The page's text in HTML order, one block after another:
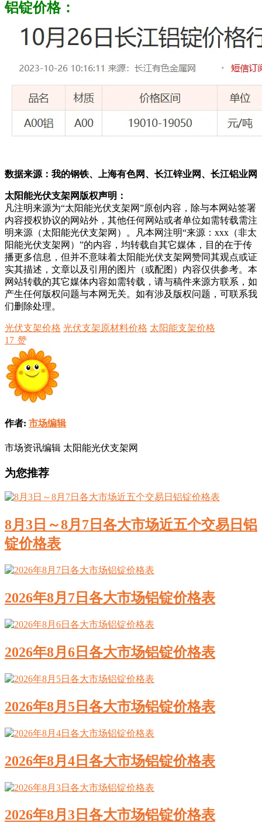
铝锭价格：
数据来源：我的钢铁、上海有色网、长江锌业网、长江铝业网
太阳能光伏支架网版权声明：
凡注明来源为“太阳能光伏支架网”原创内容，除与本网站签署
内容授权协议的网站外，其他任何网站或者单位如需转载需注
明来源（太阳能光伏支架网）。凡本网注明“来源：xxx（非太
阳能光伏支架网）”的内容，均转载自其它媒体，目的在于传
播更多信息，但并不意味着太阳能光伏支架网赞同其观点或证
实其描述，文章以及引用的图片（或配图）内容仅供参考。本
网站转载的其它媒体内容如需转载，请与稿件来源方联系，如
产生任何版权问题与本网无关。如有涉及版权问题，可联系我
们删除处理。
光伏支架价格 光伏支架原材料价格 太阳能支架价格
17 赞
作者: 市场编辑
市场资讯编辑 太阳能光伏支架网
为您推荐
8月3日～8月7日各大市场近五个交易日铝
锭价格表
2026年8月7日各大市场铝锭价格表
2026年8月6日各大市场铝锭价格表
2026年8月5日各大市场铝锭价格表
2026年8月4日各大市场铝锭价格表
2026年8月3日各大市场铝锭价格表